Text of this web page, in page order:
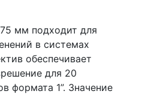
мм подходит для
в системах
обеспечивает
для 20
формата 1”. Значение